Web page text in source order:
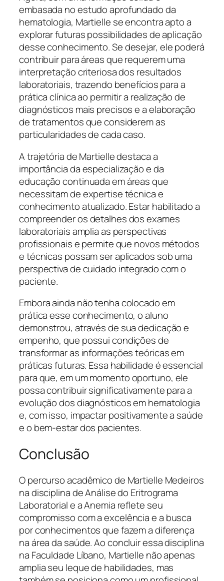
embasada no estudo aprofundado da
hematologia, Martielle se encontra apto a
explorar futuras possibilidades de aplicação
desse conhecimento. Se desejar, ele poderá
contribuir para áreas que requerem uma
interpretação criteriosa dos resultados
laboratoriais, trazendo benefícios para a
prática clínica ao permitir a realização de
diagnósticos mais precisos e a elaboração
de tratamentos que considerem as
particularidades de cada caso.
A trajetória de Martielle destaca a
importância da especialização e da
educação continuada em áreas que
necessitam de expertise técnica e
conhecimento atualizado. Estar habilitado a
compreender os detalhes dos exames
laboratoriais amplia as perspectivas
profissionais e permite que novos métodos
e técnicas possam ser aplicados sob uma
perspectiva de cuidado integrado com o
paciente.
Embora ainda não tenha colocado em
prática esse conhecimento, o aluno
demonstrou, através de sua dedicação e
empenho, que possui condições de
transformar as informações teóricas em
práticas futuras. Essa habilidade é essencial
para que, em um momento oportuno, ele
possa contribuir significativamente para a
evolução dos diagnósticos em hematologia
e, com isso, impactar positivamente a saúde
e o bem-estar dos pacientes.
Conclusão
O percurso acadêmico de Martielle Medeiros
na disciplina de Análise do Eritrograma
Laboratorial e a Anemia reflete seu
compromisso com a excelência e a busca
por conhecimentos que fazem a diferença
na área da saúde. Ao concluir essa disciplina
na Faculdade Líbano, Martielle não apenas
amplia seu leque de habilidades, mas